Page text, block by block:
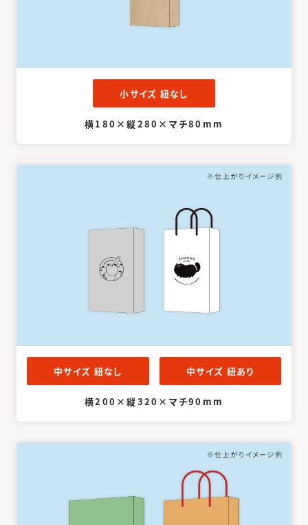
小サイズ 紐なし
横180×縦280×マチ80mm
中サイズ 紐なし 中サイズ 紐あり
横200×縦320×マチ90mm